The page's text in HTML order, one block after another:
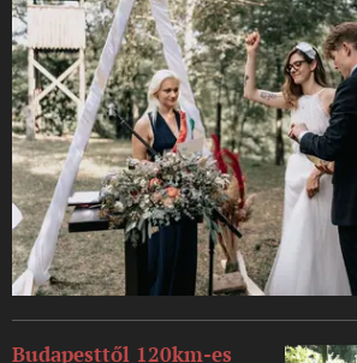
Budapesttől 120km-es